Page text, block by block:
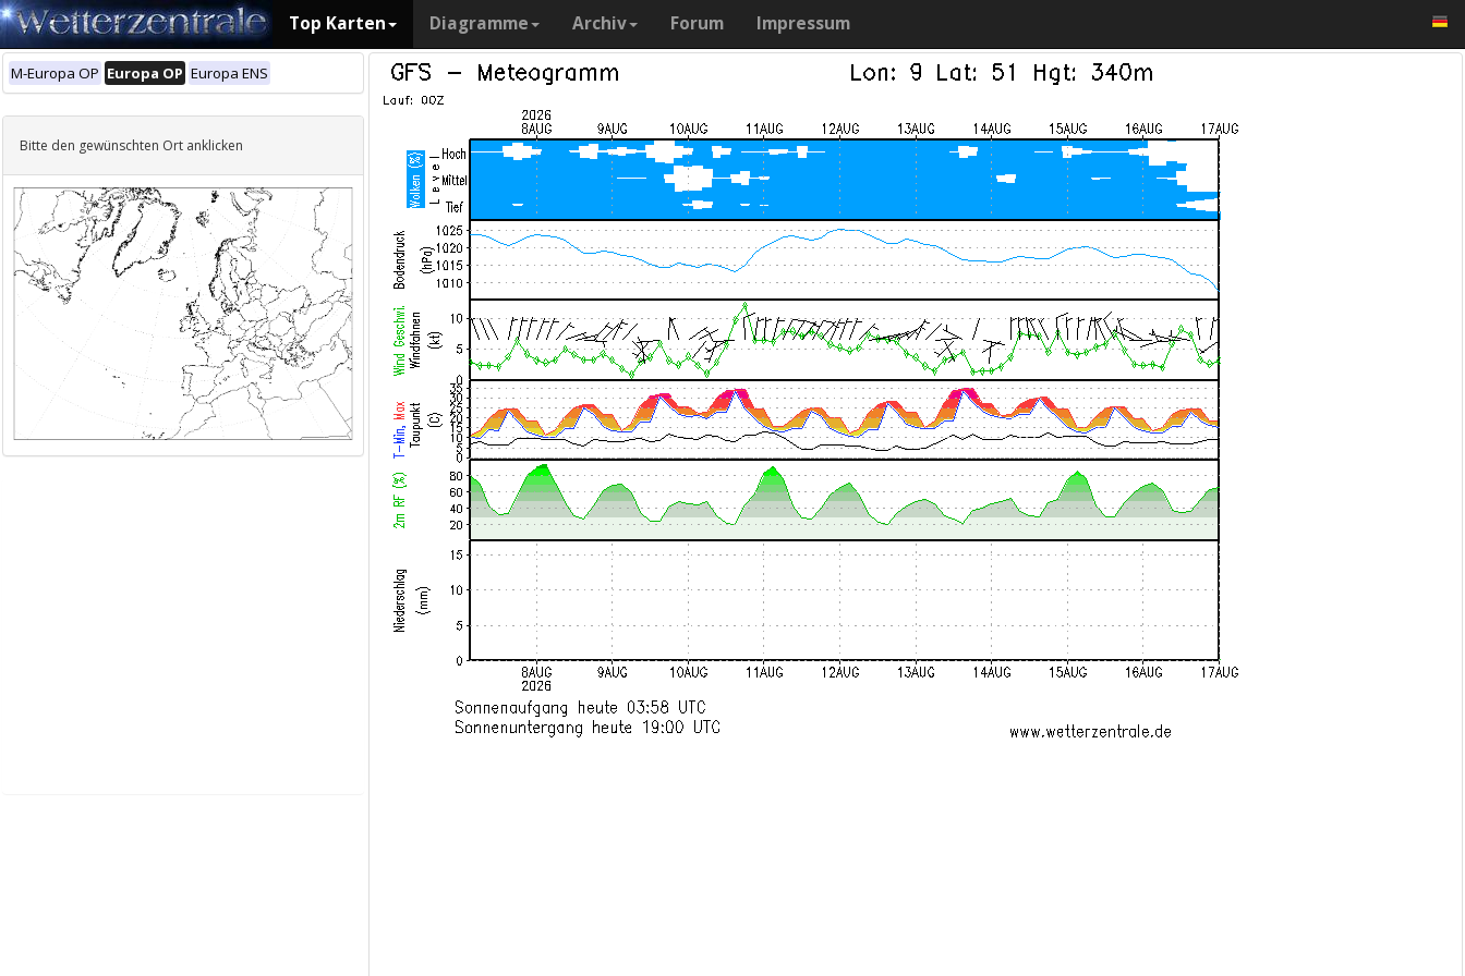
Top Karten Diagramme Archiv Forum Impressum
M-Europa OP Europa OP Europa ENS
Bitte den gewünschten Ort anklicken